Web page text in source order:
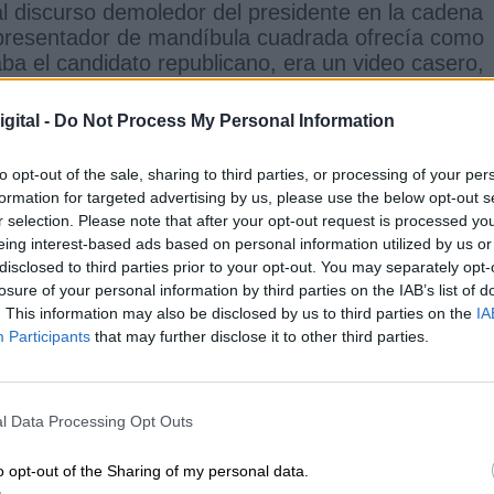
- Do Not Process My Personal Information
opt-out of the sale, sharing to third parties, or processing of your
for targeted advertising by us, please use the below opt-out
selection. Please note that after your opt-out request is processed
interest-based ads based on personal information utilized by us
to third parties prior to your opt-out. You may separately
of your personal information by third parties on the IAB’s list of
This information may also be disclosed by us to third parties on the
Participants that may further disclose it to other third parties.
Data Processing Opt Outs
opt-out of the Sharing of my personal data.
discurso demoledor del presidente en la cadena
de mandíbula cuadrada ofrecía como
el candidato republicano, era un video casero,
decía que había visto una caja de
de escribir...
en este artículo fue
electo, la mañana del sábado aquí. Salí a
ha pasado una noche larga y llena de
de algunos coches de los que asomaban
celebrando la caída de un sátrapa . Nada más
perfectamente colocadas; no era fruto
montadas sobre mástiles. Una gran
en la trasera del auto. Eran banderas de
había más de
un centenar de coches, cual
al viento.No era gente celebrando, era gente
soberbias. Ellos no habían perdido la guerra,
una mujer con gorra roja grababa con una
paseábamos con las obligadas mascarillas.
desafiantes sus manos enseñándole el